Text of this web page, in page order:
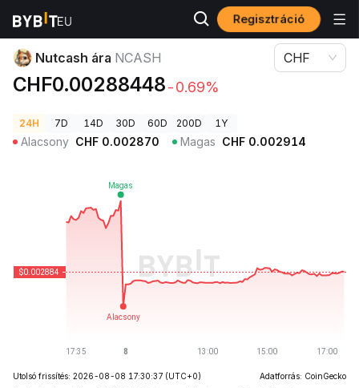
Regisztráció
Kriptovaluta árak Nutcash ára NCASH
Nutcash ára NCASH
CHF0.00288448-0.69%
CHF
24H 7D 14D 30D 60D 200D 1Y
Alacsony CHF 0.002870 Magas CHF 0.002914
Utolsó frissítés: 2026-08-08 17:30:37 (UTC+0)
Adatforrás: CoinGecko